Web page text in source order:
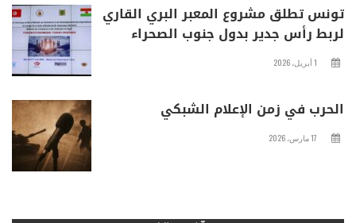
تونس تطلق مشروع المعبر البري القاري
لربط رأس جدير بدول جنوب الصحراء
1 أبريل، 2026
الحرب في زمن الإعلام الشبكي
17 مارس، 2026